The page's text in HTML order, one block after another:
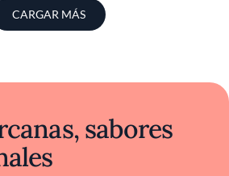
CARGAR MÁS
sabores